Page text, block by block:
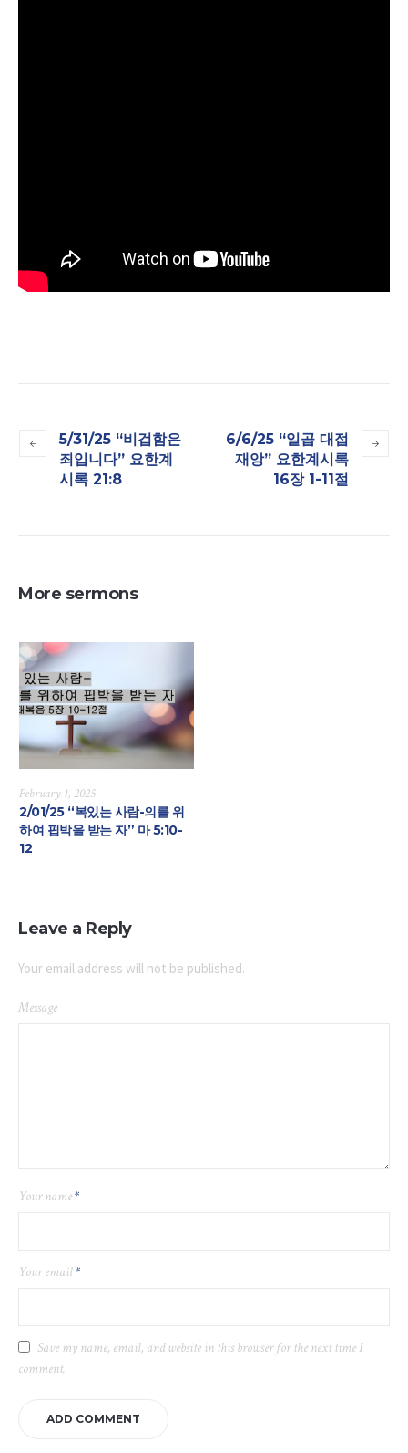
5/31/25 “비겁함은
죄입니다” 요한계
시록 21:8
6/6/25 “일곱 대접
재앙” 요한계시록
16장 1-11절
More sermons
February 1, 2025
2/01/25 “복있는 사람-의를 위
하여 핍박을 받는 자” 마 5:10-
12
Leave a Reply
Your email address will not be published.
Message
Your name*
Your email*
Save my name, email, and website in this browser for the next time I
comment.